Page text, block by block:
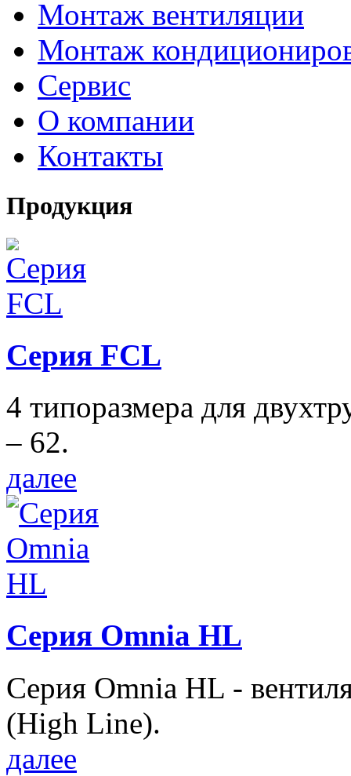
Монтаж вентиляции
Монтаж
Сервис
О компании
Контакты
Продукция
Серия FCL
4 типоразмера для
– 62.
далее
Серия Omnia HL
Серия Omnia HL -
(High Line).
далее